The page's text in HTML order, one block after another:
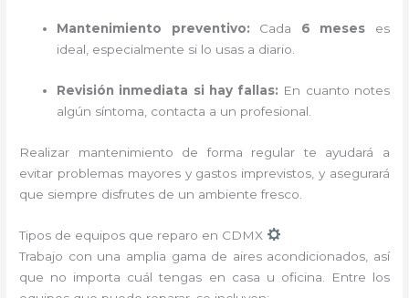
Mantenimiento preventivo: Cada 6 meses es
ideal, especialmente si lo usas a diario.
Revisión inmediata si hay fallas: En cuanto notes
algún síntoma, contacta a un profesional.
Realizar mantenimiento de forma regular te ayudará a
evitar problemas mayores y gastos imprevistos, y asegurará
que siempre disfrutes de un ambiente fresco.
Tipos de equipos que reparo en CDMX
Trabajo con una amplia gama de aires acondicionados, así
que no importa cuál tengas en casa u oficina. Entre los